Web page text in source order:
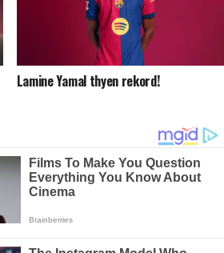
Lamine Yamal thyen rekord!